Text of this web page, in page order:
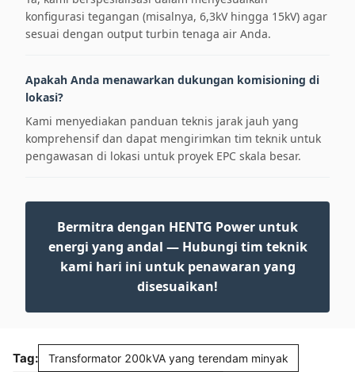
konfigurasi tegangan (misalnya, 6,3kV hingga 15kV) agar
sesuai dengan output turbin tenaga air Anda.
Apakah Anda menawarkan dukungan komisioning di
lokasi?
Kami menyediakan panduan teknis jarak jauh yang
komprehensif dan dapat mengirimkan tim teknik untuk
pengawasan di lokasi untuk proyek EPC skala besar.
Bermitra dengan HENTG Power untuk
energi yang andal — Hubungi tim teknik
kami hari ini untuk penawaran yang
disesuaikan!
Tag: Transformator 200kVA yang terendam minyak